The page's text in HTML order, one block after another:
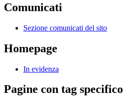
Comunicati
Sezione comunicati del sito
Homepage
In evidenza
Pagine con tag specifico